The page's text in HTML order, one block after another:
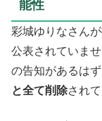
能性
彩城ゆりなさん
公表されていま
の告知があるはず
と全て削除され